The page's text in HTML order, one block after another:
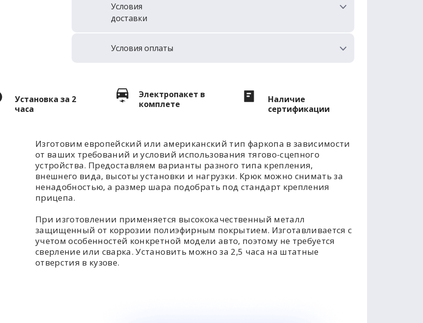
Условия
доставки
Условия оплаты
Установка за 2
часа
Электропакет в
комплете
Наличие
сертификации
Изготовим европейский или американский тип фаркопа в зависимости
от ваших требований и условий использования тягово-сцепного
устройства. Предоставляем варианты разного типа крепления,
внешнего вида, высоты установки и нагрузки. Крюк можно снимать за
ненадобностью, а размер шара подобрать под стандарт крепления
прицепа.
При изготовлении применяется высококачественный металл
защищенный от коррозии полиэфирным покрытием. Изготавливается с
учетом особенностей конкретной модели авто, поэтому не требуется
сверление или сварка. Установить можно за 2,5 часа на штатные
отверстия в кузове.